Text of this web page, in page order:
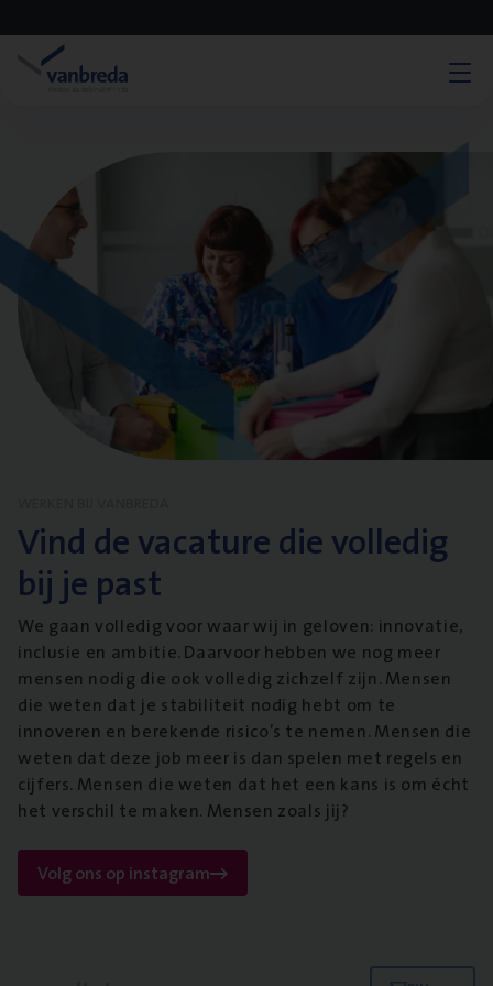
Vind de vacature die volledig
bij je past
We gaan volledig voor waar wij in geloven: innovatie,
inclusie en ambitie. Daarvoor hebben we nog meer
mensen nodig die ook volledig zichzelf zijn. Mensen
die weten dat je stabiliteit nodig hebt om te
innoveren en berekende risico’s te nemen. Mensen die
weten dat deze job meer is dan spelen met regels en
cijfers. Mensen die weten dat het een kans is om écht
het verschil te maken. Mensen zoals jij?
Volg ons op instagram